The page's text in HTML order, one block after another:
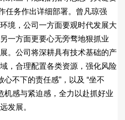
任务作出详细部署。曾凡琼强
境，公司一方面要观时代发展大
一方面更要心无旁骛地狠抓业
。公司将深耕具有技术基础的产
，合理配置各类资源，强化风险
不下的责任感”，以及 “坐不
机感与紧迫感，全力以赴抓好业
发展。